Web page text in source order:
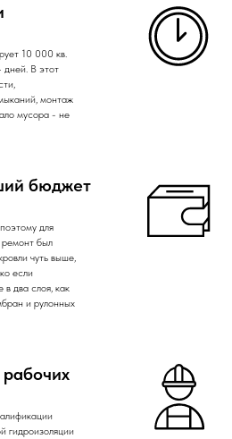
10 000 кв.
дней. В этот
монтаж
мусора - не
бюджет
для
ремонт был
чуть выше,
если
в два слоя, как
и рулонных
гидроизоляции